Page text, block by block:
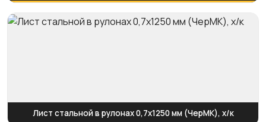
Лист стальной в рулонах 0,7х1250 мм (ЧерМК), х/к